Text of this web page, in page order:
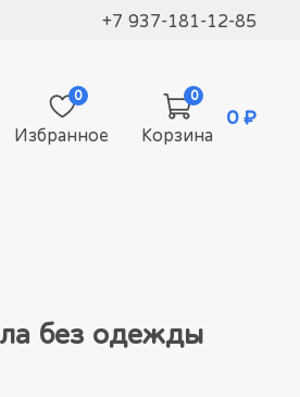
+7 937-181-12-85
0
Избранное
0
Корзина
0 ₽
без одежды